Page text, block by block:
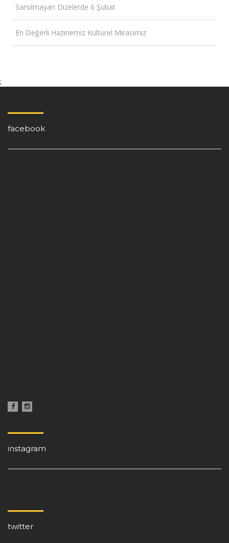
Sarsılmayan Dizelerde 6 Şubat
En Değerli Hazinemiz Kültürel Mirasımız
;
facebook
instagram
twitter